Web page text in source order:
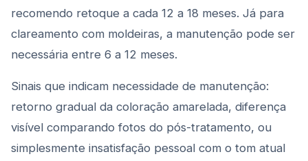
recomendo retoque a cada 12 a 18 meses. Já para
clareamento com moldeiras, a manutenção pode ser
necessária entre 6 a 12 meses.
Sinais que indicam necessidade de manutenção:
retorno gradual da coloração amarelada, diferença
visível comparando fotos do pós-tratamento, ou
simplesmente insatisfação pessoal com o tom atual